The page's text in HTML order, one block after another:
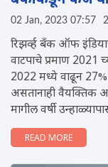
02 Jan, 2023 07:57
रिझर्व्ह बँक ऑफ
वाटपाचे प्रमाण 2021
2022 मध्ये वाढून
असतानाही वैयक्तिक
मागील वर्षी
READ MORE